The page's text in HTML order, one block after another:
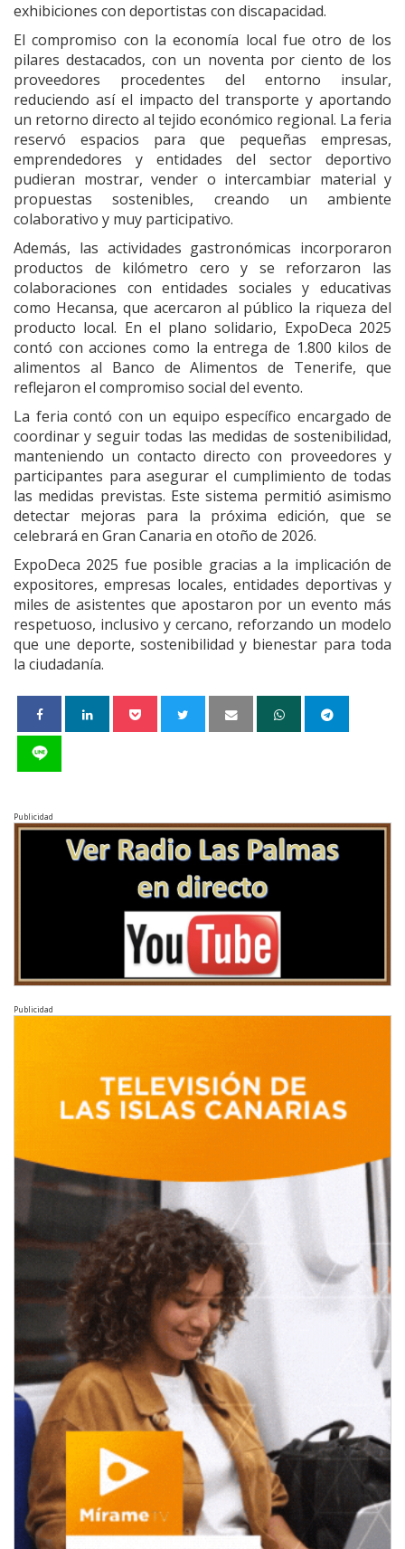
exhibiciones con deportistas con discapacidad.
El compromiso con la economía local fue otro de los
pilares destacados, con un noventa por ciento de los
proveedores procedentes del entorno insular,
reduciendo así el impacto del transporte y aportando
un retorno directo al tejido económico regional. La feria
reservó espacios para que pequeñas empresas,
emprendedores y entidades del sector deportivo
pudieran mostrar, vender o intercambiar material y
propuestas sostenibles, creando un ambiente
colaborativo y muy participativo.
Además, las actividades gastronómicas incorporaron
productos de kilómetro cero y se reforzaron las
colaboraciones con entidades sociales y educativas
como Hecansa, que acercaron al público la riqueza del
producto local. En el plano solidario, ExpoDeca 2025
contó con acciones como la entrega de 1.800 kilos de
alimentos al Banco de Alimentos de Tenerife, que
reflejaron el compromiso social del evento.
La feria contó con un equipo específico encargado de
coordinar y seguir todas las medidas de sostenibilidad,
manteniendo un contacto directo con proveedores y
participantes para asegurar el cumplimiento de todas
las medidas previstas. Este sistema permitió asimismo
detectar mejoras para la próxima edición, que se
celebrará en Gran Canaria en otoño de 2026.
ExpoDeca 2025 fue posible gracias a la implicación de
expositores, empresas locales, entidades deportivas y
miles de asistentes que apostaron por un evento más
respetuoso, inclusivo y cercano, reforzando un modelo
que une deporte, sostenibilidad y bienestar para toda
la ciudadanía.
Publicidad
Publicidad